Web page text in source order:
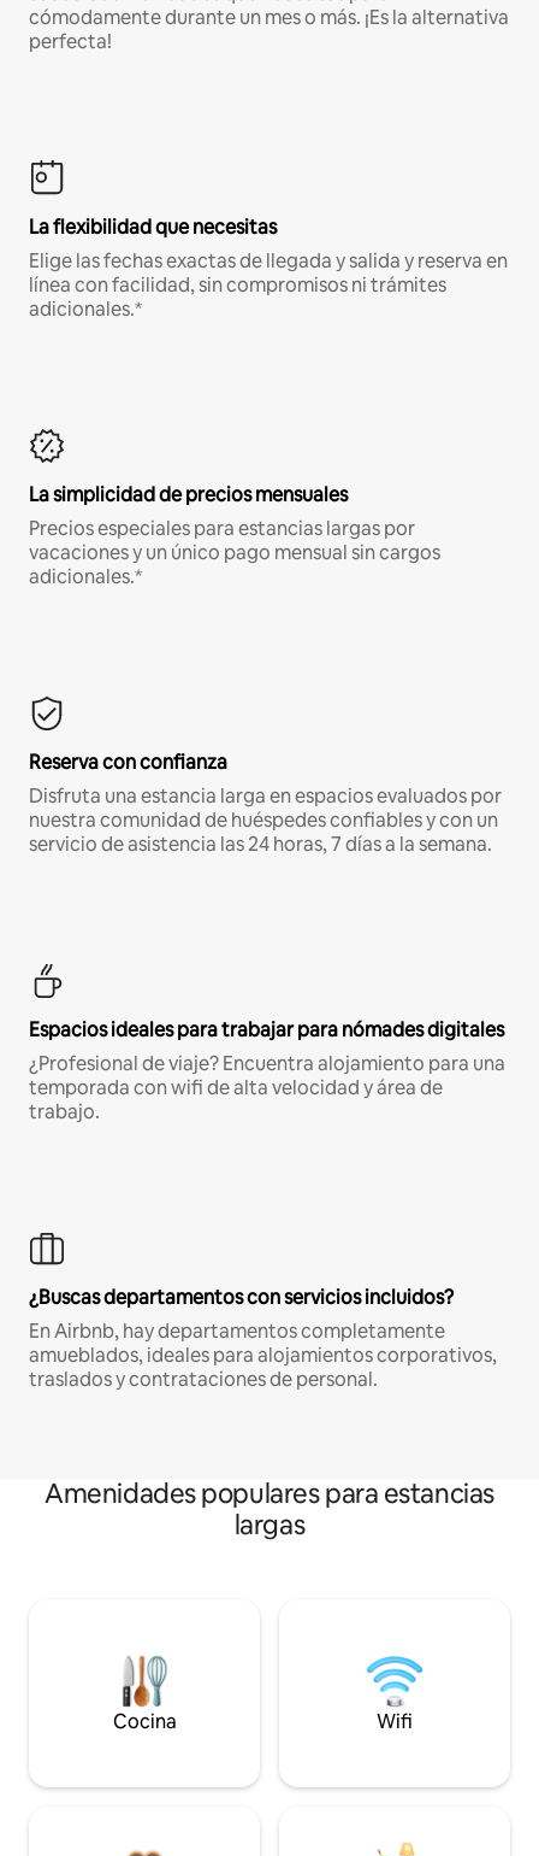
cómodamente durante un mes o más. ¡Es la alternativa
perfecta!
La flexibilidad que necesitas
Elige las fechas exactas de llegada y salida y reserva en
línea con facilidad, sin compromisos ni trámites
adicionales.*
La simplicidad de precios mensuales
Precios especiales para estancias largas por
vacaciones y un único pago mensual sin cargos
adicionales.*
Reserva con confianza
Disfruta una estancia larga en espacios evaluados por
nuestra comunidad de huéspedes confiables y con un
servicio de asistencia las 24 horas, 7 días a la semana.
Espacios ideales para trabajar para nómades digitales
¿Profesional de viaje? Encuentra alojamiento para una
temporada con wifi de alta velocidad y área de
trabajo.
¿Buscas departamentos con servicios incluidos?
En Airbnb, hay departamentos completamente
amueblados, ideales para alojamientos corporativos,
traslados y contrataciones de personal.
Amenidades populares para estancias
largas
Cocina Wifi